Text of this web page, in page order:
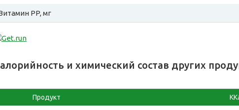
PP, мг
и химический состав других
Продукт